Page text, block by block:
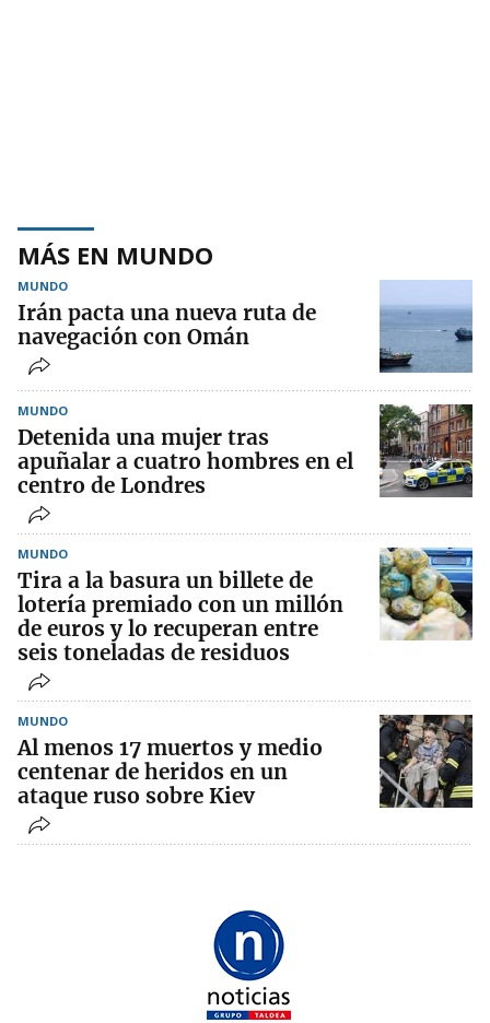
MÁS EN MUNDO
MUNDO
Irán pacta una nueva ruta de
navegación con Omán
MUNDO
Detenida una mujer tras
apuñalar a cuatro hombres en el
centro de Londres
MUNDO
Tira a la basura un billete de
lotería premiado con un millón
de euros y lo recuperan entre
seis toneladas de residuos
MUNDO
Al menos 17 muertos y medio
centenar de heridos en un
ataque ruso sobre Kiev